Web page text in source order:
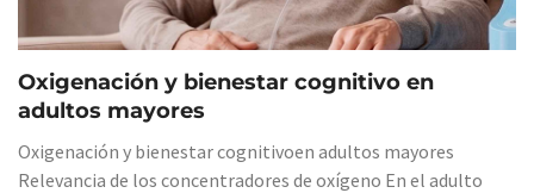
Oxigenación y bienestar cognitivo en
adultos mayores
Oxigenación y bienestar cognitivoen adultos mayores
Relevancia de los concentradores de oxígeno En el adulto